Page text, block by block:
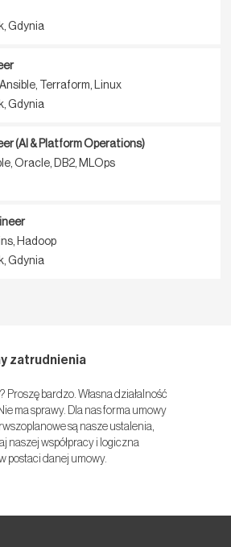
Gdynia
Terraform, Linux
Gdynia
(AI & Platform Operations)
Oracle, DB2, MLOps
Hadoop
Gdynia
zatrudnienia
Proszę bardzo. Własna działalność
ma sprawy. Dla nas forma umowy
są nasze ustalenia,
naszej współpracy i logiczna
postaci danej umowy.